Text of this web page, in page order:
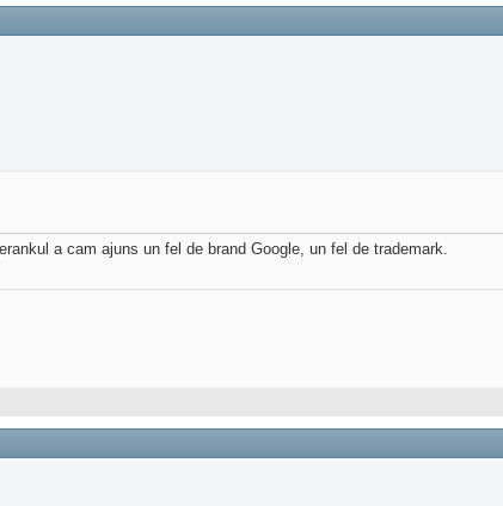
a cam ajuns un fel de brand Google, un fel de trademark.